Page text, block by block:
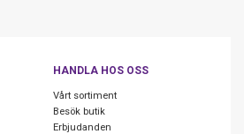
HANDLA HOS OSS
Vårt sortiment
Besök butik
Erbjudanden